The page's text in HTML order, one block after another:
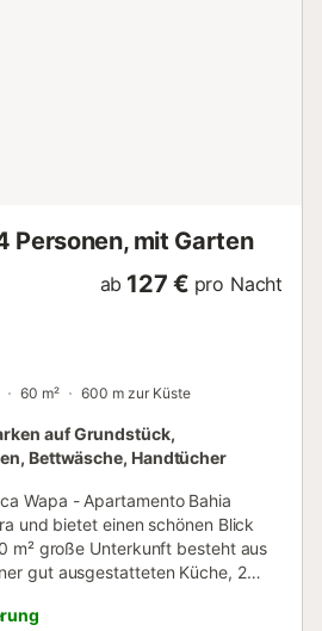
Personen, mit Garten
ab 127 € pro Nacht
60 m² 600 m zur Küste
auf Grundstück,
Bettwäsche, Handtücher
Wapa - Apartamento Bahia
und bietet einen schönen Blick
m² große Unterkunft besteht aus
gut ausgestatteten Küche, 2
gehören außerdem